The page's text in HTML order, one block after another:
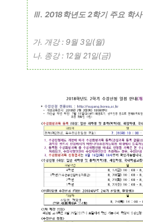
Ⅲ. 2018학년도2학기 주요 학
가. 개강: 9월3일(월)
나. 종강: 12월21일(금)